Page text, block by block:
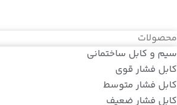
محصولات
سیم و کابل ساختمانی
کابل فشار قوی
کابل فشار متوسط
کابل فشار ضعیف